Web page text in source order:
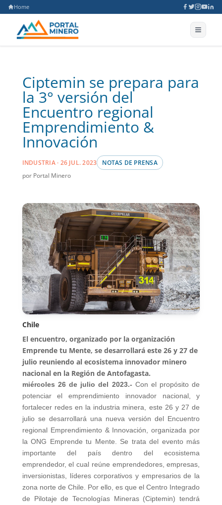
Home
Ciptemin se prepara para
la 3° versión del
Encuentro regional
Emprendimiento &
Innovación
INDUSTRIA · 26 JUL. 2023 NOTAS DE PRENSA
por Portal Minero
Chile
El encuentro, organizado por la organización
Emprende tu Mente, se desarrollará este 26 y 27 de
julio reuniendo al ecosistema innovador minero
nacional en la Región de Antofagasta.
miércoles 26 de julio del 2023.- Con el propósito de
potenciar el emprendimiento innovador nacional, y
fortalecer redes en la industria minera, este 26 y 27 de
julio se desarrollará una nueva versión del Encuentro
regional Emprendimiento & Innovación, organizada por
la ONG Emprende tu Mente. Se trata del evento más
importante del país dentro del ecosistema
emprendedor, el cual reúne emprendedores, empresas,
inversionistas, líderes corporativos y empresarios de la
zona norte de Chile. Por ello, es que el Centro Integrado
de Pilotaje de Tecnologías Mineras (Ciptemin) tendrá